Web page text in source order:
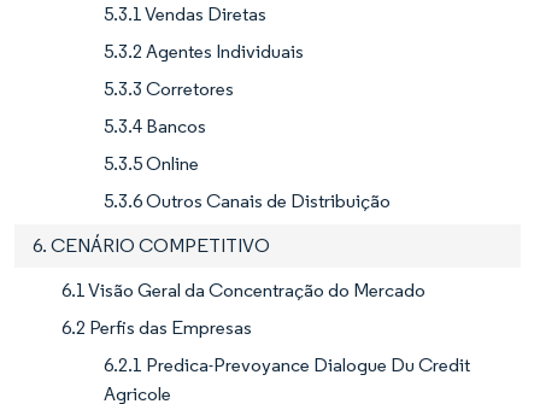
5.3.1 Vendas Diretas
5.3.2 Agentes Individuais
5.3.3 Corretores
5.3.4 Bancos
5.3.5 Online
5.3.6 Outros Canais de Distribuição
6. CENÁRIO COMPETITIVO
6.1 Visão Geral da Concentração do Mercado
6.2 Perfis das Empresas
6.2.1 Predica-Prevoyance Dialogue Du Credit
Agricole